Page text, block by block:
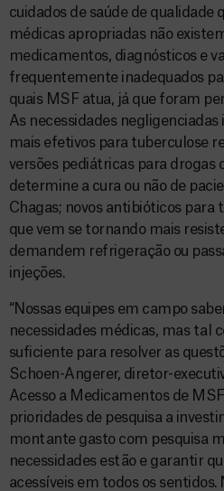
cuidados de saúde de
médicas apropriadas não
medicamentos, diagnósticos e
frequentemente inadequados
quais MSF atua, já que foram
As necessidades
mais efetivos para tuberculose
versões pediátricas para drogas
determine a cura ou não de
Chagas; novos antibióticos
que vem se tornando mais
demandem refrigeração ou
injeções.
“Nossas equipes em campo
necessidades médicas, mas tal
suficiente para resolver as
Schoen-Angerer, diretor-
Acesso a Medicamentos de
prioridades de pesquisa a
montante gasto com pesquisa
necessidades estão e garantir
acessíveis em todos os